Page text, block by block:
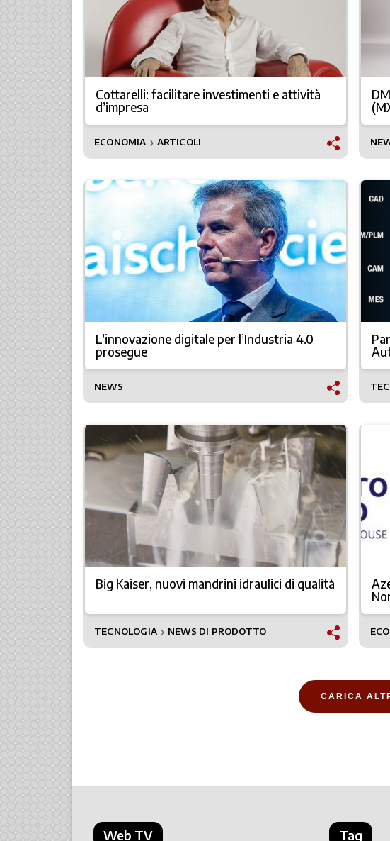
Cottarelli: facilitare investimenti e attività
d’impresa
ECONOMIA ❯ ARTICOLI
L’innovazione digitale per l’Industria 4.0
prosegue
NEWS
Big Kaiser, nuovi mandrini idraulici di qualità
TECNOLOGIA ❯ NEWS DI PRODOTTO
CARICA
Web TV Tag